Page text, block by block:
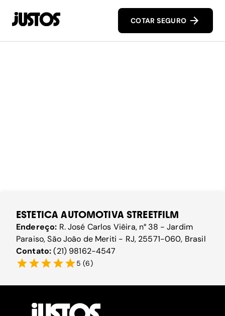
COTAR SEGURO
ESTETICA AUTOMOTIVA STREETFILM
Endereço: R. José Carlos Viêira, n° 38 - Jardim
Paraiso, São João de Meriti - RJ, 25571-060, Brasil
Contato:(21) 98162-4547
5 (6)